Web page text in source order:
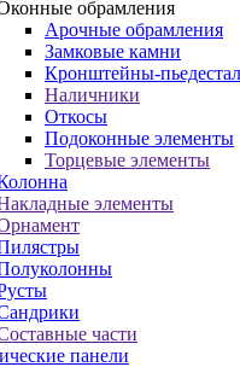
обрамления
Арочные обрамления
Замковые камни
Кронштейны-
Наличники
Откосы
Подоконные элементы
Торцевые элементы
элементы
части
панели